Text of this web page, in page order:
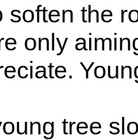
soften the
only
tree